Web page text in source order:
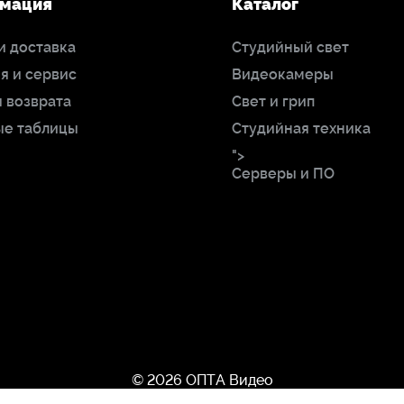
доставка
и сервис
возврата
таблицы
Каталог
Студийный свет
Видеокамеры
Свет и грип
Студийная техника
">
Серверы и ПО
© 2026 ОПТА Видео